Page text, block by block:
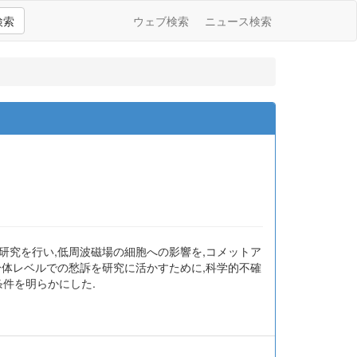
索 ウェブ検索 ニュース検索
究を行い,低周波磁場の細胞への影響を,コメットア
レベルでの愁訴を研究に活かすために,科学的不確
を明らかにした.